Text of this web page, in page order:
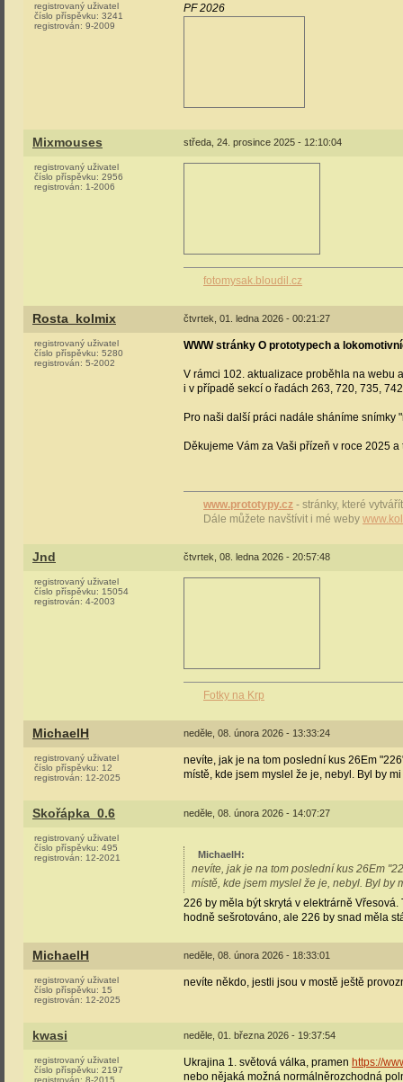
registrovaný uživatel
číslo příspěvku: 3241
registrován: 9-2009
PF 2026
Mixmouses středa, 24. prosince 2025 - 12:10:04
registrovaný uživatel
číslo příspěvku: 2956
registrován: 1-2006
fotomysak.bloudil.cz
Rosta_kolmix čtvrtek, 01. ledna 2026 - 00:21:27
registrovaný uživatel
číslo příspěvku: 5280
registrován: 5-2002
WWW stránky O prototypech a
V rámci 102. aktualizace proběhla na webu
i v případě sekcí o řadách 263, 720, 735,
Pro naši další práci nadále sháníme snímky
Děkujeme Vám za Vaši přízeň v roce 2025
www.prototypy.cz - stránky, které
Dále můžete navštívit i mé weby
Jnd čtvrtek, 08. ledna 2026 - 20:57:48
registrovaný uživatel
číslo příspěvku: 15054
registrován: 4-2003
Fotky na Krp
MichaelH neděle, 08. února 2026 - 13:33:24
registrovaný uživatel
číslo příspěvku: 12
registrován: 12-2025
nevíte, jak je na tom poslední kus 26Em
místě, kde jsem myslel že je, nebyl. Byl by
Skořápka_0.6 neděle, 08. února 2026 - 14:07:27
registrovaný uživatel
číslo příspěvku: 495
registrován: 12-2021 MichaelH:
nevíte, jak je na tom poslední kus 26Em
místě, kde jsem myslel že je, nebyl. Byl by
226 by měla být skrytá v elektrárně
hodně sešrotováno, ale 226 by snad měla
MichaelH neděle, 08. února 2026 - 18:33:01
registrovaný uživatel
číslo příspěvku: 15
registrován: 12-2025
nevíte někdo, jestli jsou v mostě ještě
kwasi neděle, 01. března 2026 - 19:37:54
registrovaný uživatel
číslo příspěvku: 2197
registrován: 8-2015
Ukrajina 1. světová válka, pramen https://
nebo nějaká možná normálněrozchodná